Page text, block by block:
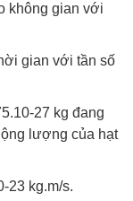
không gian với
gian với tần số
27 kg đang
lượng của hạt
23 kg.m/s.